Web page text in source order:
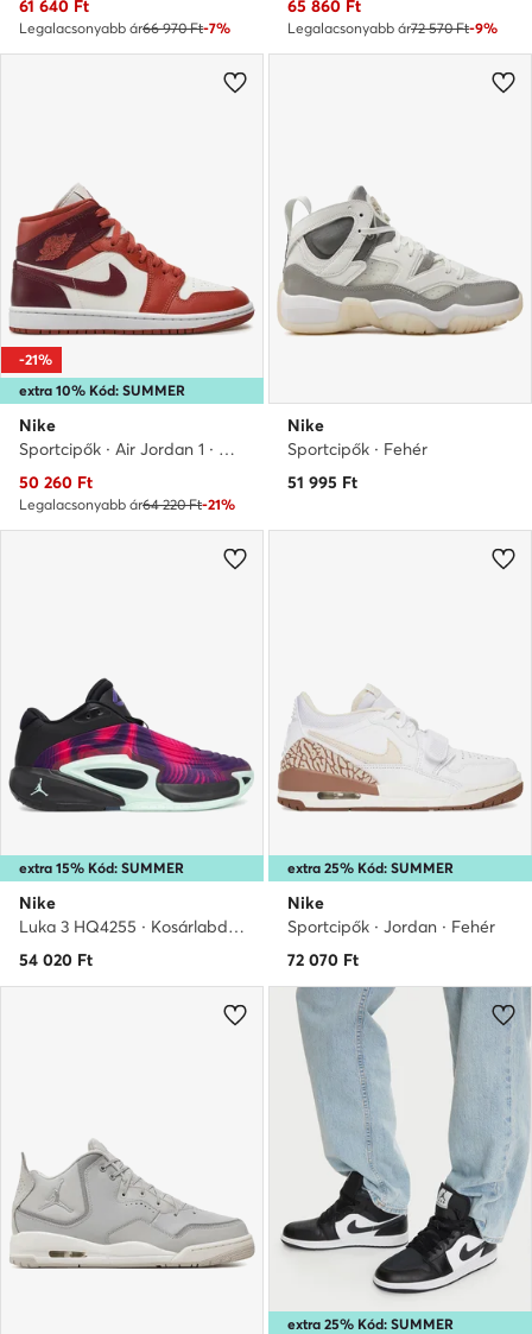
Aktuális ár
61 640 Ft
Legalacsonyabb ár66 970 Ft-7%
Aktuális ár
65 860 Ft
Legalacsonyabb ár72 570 Ft-9%
extra 10% Kód: SUMMER
-21%
Nike
Sportcipők · Air Jordan 1 · Barna
Aktuális ár
50 260 Ft
Legalacsonyabb ár64 220 Ft-21%
Nike
Sportcipők · Fehér
51 995 Ft
extra 15% Kód: SUMMER
Nike
Luka 3 HQ4255 · Kosárlabda cipők
54 020 Ft
extra 25% Kód: SUMMER
Nike
Sportcipők · Jordan · Fehér
72 070 Ft
extra 25% Kód: SUMMER